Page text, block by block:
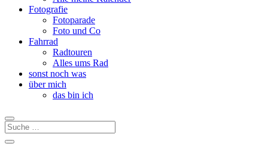
Fotografie
Fotoparade
Foto und Co
Fahrrad
Radtouren
Alles ums Rad
sonst noch was
über mich
das bin ich